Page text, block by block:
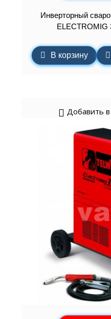
Инверторный
ELECTROMIG
В корзину
Добавить